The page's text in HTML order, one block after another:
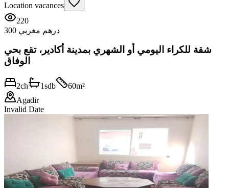
Location vacances
220
300 درهم مغربي
شقة للكراء اليومي أو الشهري بمدينة أكادير، تقع بحي
الوفاق
2ch 1sdb 60m²
Agadir
Invalid Date